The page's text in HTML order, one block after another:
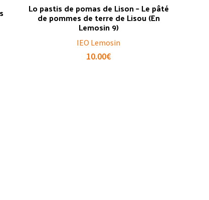
Lo pastis de pomas de Lison – Le pâté
de pommes de terre de Lisou (En
Lemosin 9)
IEO Lemosin
10.00€